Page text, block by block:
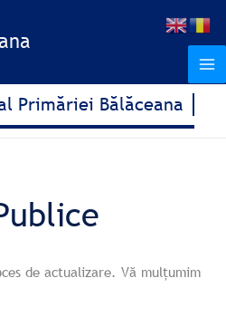
Primăriei Bălăceana
de actualizare. Vă mulțumim